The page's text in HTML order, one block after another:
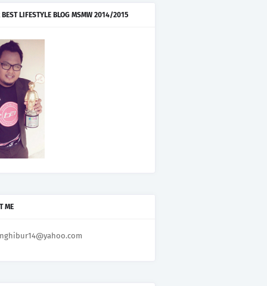
BEST LIFESTYLE BLOG MSMW 2014/2015
ME